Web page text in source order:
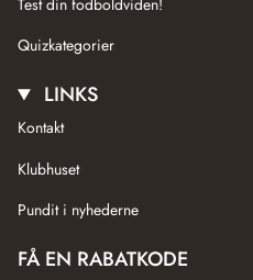
Quizkategorier
LINKS
Kontakt
Klubhuset
Pundit i nyhederne
FÅ EN RABATKODE